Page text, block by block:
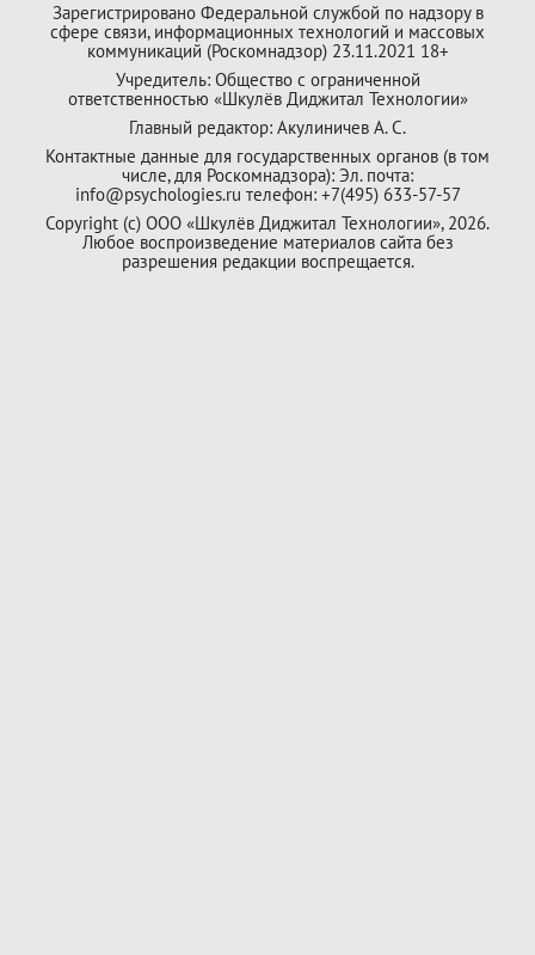
Зарегистрировано Федеральной службой по надзору в
сфере связи, информационных технологий и массовых
коммуникаций (Роскомнадзор) 23.11.2021 18+
Учредитель: Общество с ограниченной
ответственностью «Шкулёв Диджитал Технологии»
Главный редактор: Акулиничев А. С.
Контактные данные для государственных органов (в том
числе, для Роскомнадзора): Эл. почта:
info@psychologies.ru телефон: +7(495) 633-57-57
Copyright (с) ООО «Шкулёв Диджитал Технологии», 2026.
Любое воспроизведение материалов сайта без
разрешения редакции воспрещается.